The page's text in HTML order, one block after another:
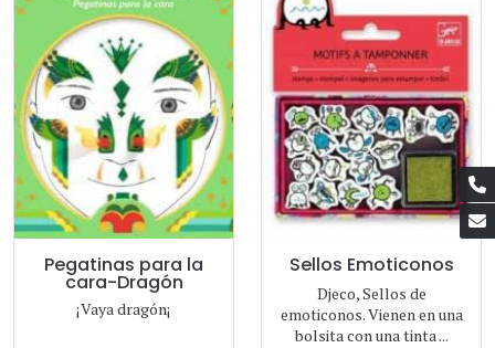
Pegatinas para la
cara-Dragón
¡Vaya dragón¡
Sellos Emoticonos
Djeco, Sellos de
emoticonos. Vienen en una
bolsita con una tinta ...